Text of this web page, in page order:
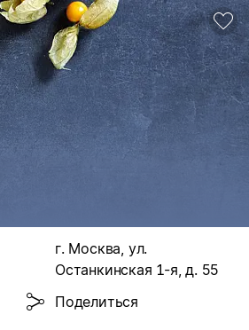
г. Москва, ул.
Останкинская 1-я, д. 55
Поделиться